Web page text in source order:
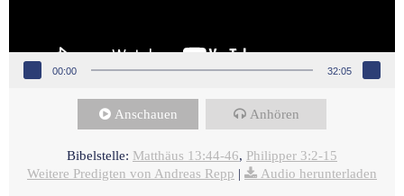
00:00 32:05
Anschauen Anhören
Bibelstelle: Matthäus 13:44-46, Philipper 3:2-15
Weitere Predigten von Andreas Repp | Audio herunterladen